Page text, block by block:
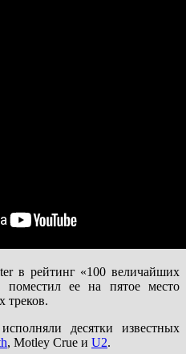
в рейтинг «100 величайших
ее на пятое место
треков.
десятки известных
, Motley Crue и U2.